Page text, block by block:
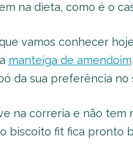
na dieta, como é o
vamos conhecer
manteiga de amendoim
da sua preferência no
na correria e não
biscoito fit fica pronto